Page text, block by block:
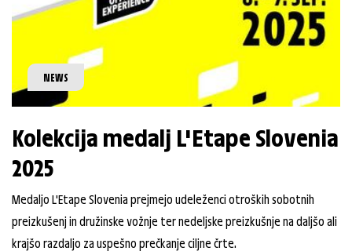
NEWS
Kolekcija medalj L'Etape Slovenia
2025
Medaljo L'Etape Slovenia prejmejo udeleženci otroških sobotnih
preizkušenj in družinske vožnje ter nedeljske preizkušnje na daljšo ali
krajšo razdaljo za uspešno prečkanje ciljne črte.